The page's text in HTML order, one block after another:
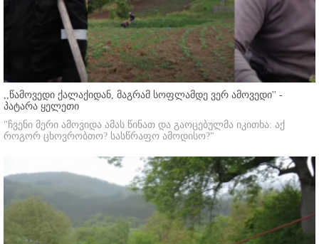
,,წამოვედი ქალაქიდან, მაგრამ სოფლამდე ვერ ამოვედი'' -
პატარა ყელეთი
"ჩვენი მერი ამოვიდა ამას წინათ და გაოცებულმა იკითხა: აქ
როგორ ცხოვრობთო? სასწრაფო ამოდისო?"